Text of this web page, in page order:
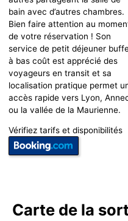
bain avec d’autres chambres.
Bien faire attention au
de votre réservation ! Son
service de petit déjeuner
à bas coût est apprécié des
voyageurs en transit et sa
localisation pratique permet
accès rapide vers Lyon,
ou la vallée de la Maurienne.
Vérifiez tarifs et disponibilités
Carte de la